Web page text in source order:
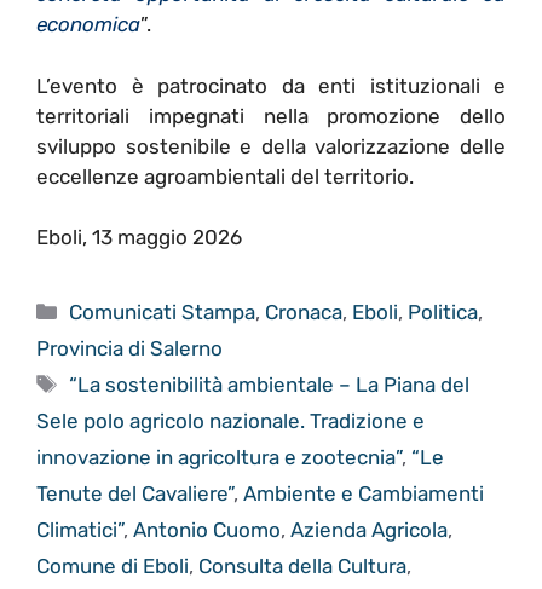
economica”.
L’evento è patrocinato da enti istituzionali e
territoriali impegnati nella promozione dello
sviluppo sostenibile e della valorizzazione delle
eccellenze agroambientali del territorio.
Eboli, 13 maggio 2026
Categorie
Comunicati Stampa, Cronaca, Eboli, Politica,
Provincia di Salerno
Tag
“La sostenibilità ambientale – La Piana del
Sele polo agricolo nazionale. Tradizione e
innovazione in agricoltura e zootecnia”, “Le
Tenute del Cavaliere”, Ambiente e Cambiamenti
Climatici”, Antonio Cuomo, Azienda Agricola,
Comune di Eboli, Consulta della Cultura,